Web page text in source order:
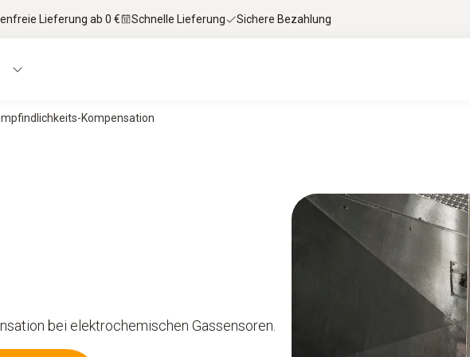
Lieferung ab 0 € Schnelle Lieferung Sichere Bezahlung
Kompensation
bei elektrochemischen Gassensoren.